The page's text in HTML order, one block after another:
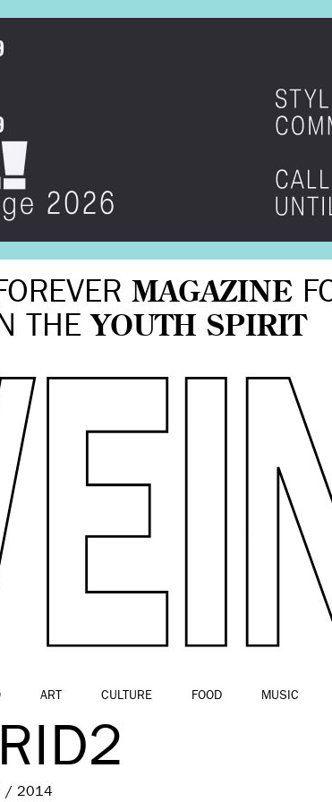
MAGAZINE
THE YOUTH SPIRIT
ART CULTURE FOOD MUSIC
/ 2014